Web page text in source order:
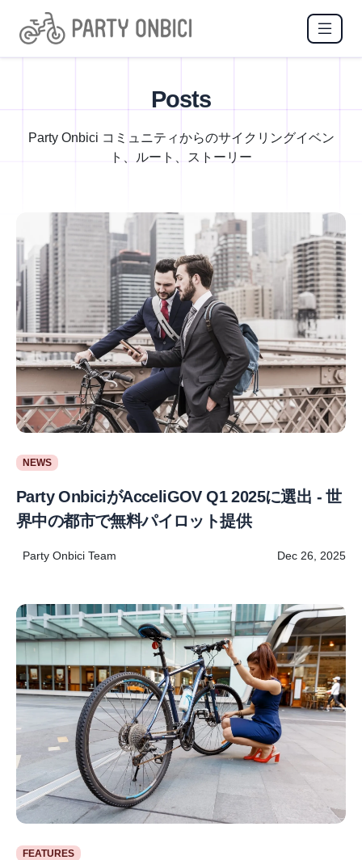
Posts
Party Onbici コミュニティからのサイクリングイベン
ト、ルート、ストーリー
NEWS
Party OnbiciがAcceliGOV Q1 2025に選出 - 世
界中の都市で無料パイロット提供
Party Onbici Team Dec 26, 2025
FEATURES